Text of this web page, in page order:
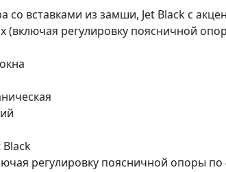
вставками из замши, Jet Black c
(включая регулировку поясничной
регулировку поясничной опоры